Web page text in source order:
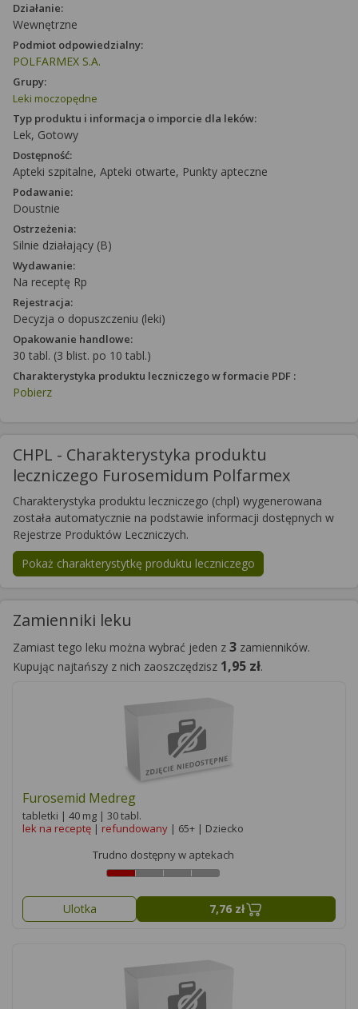
Działanie:
Wewnętrzne
Podmiot odpowiedzialny:
POLFARMEX S.A.
Grupy:
Leki moczopędne
Typ produktu i informacja o imporcie dla leków:
Lek, Gotowy
Dostępność:
Apteki szpitalne, Apteki otwarte, Punkty apteczne
Podawanie:
Doustnie
Ostrzeżenia:
Silnie działający (B)
Wydawanie:
Na receptę Rp
Rejestracja:
Decyzja o dopuszczeniu (leki)
Opakowanie handlowe:
30 tabl. (3 blist. po 10 tabl.)
Charakterystyka produktu leczniczego w formacie PDF :
Pobierz
CHPL - Charakterystyka produktu
leczniczego Furosemidum Polfarmex
Charakterystyka produktu leczniczego (chpl) wygenerowana
została automatycznie na podstawie informacji dostępnych w
Rejestrze Produktów Leczniczych.
Pokaż charakterystytkę produktu leczniczego
Zamienniki leku
Zamiast tego leku można wybrać jeden z 3 zamienników.
Kupując najtańszy z nich zaoszczędzisz 1,95 zł.
Furosemid Medreg
tabletki | 40 mg | 30 tabl.
lek na receptę | refundowany | 65+ | Dziecko
Trudno dostępny w aptekach
Ulotka 7,76 zł